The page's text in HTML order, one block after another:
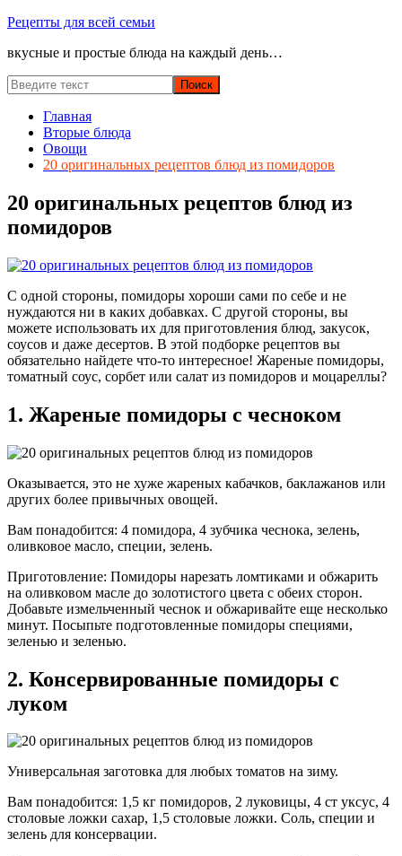
Перейти
содержимому
Рецепты для всей семьи
вкусные и простые блюда на каждый день…
Главная
Вторые блюда
Овощи
20 оригинальных рецептов блюд из помидоров
20 оригинальных рецептов блюд из
помидоров
С одной стороны, помидоры хороши сами по себе и не
нуждаются ни в каких добавках. С другой стороны, вы
можете использовать их для приготовления блюд, закусок,
соусов и даже десертов. В этой подборке рецептов вы
обязательно найдете что-то интересное! Жареные помидоры,
томатный соус, сорбет или салат из помидоров и моцареллы?
1. Жареные помидоры с чесноком
Оказывается, это не хуже жареных кабачков, баклажанов или
других более привычных овощей.
Вам понадобится: 4 помидора, 4 зубчика чеснока, зелень,
оливковое масло, специи, зелень.
Приготовление: Помидоры нарезать ломтиками и обжарить
на оливковом масле до золотистого цвета с обеих сторон.
Добавьте измельченный чеснок и обжаривайте еще несколько
минут. Посыпьте подготовленные помидоры специями,
зеленью и зеленью.
2. Консервированные помидоры с
луком
Универсальная заготовка для любых томатов на зиму.
Вам понадобится: 1,5 кг помидоров, 2 луковицы, 4 ст уксус, 4
столовые ложки сахар, 1,5 столовые ложки. Соль, специи и
зелень для консервации.